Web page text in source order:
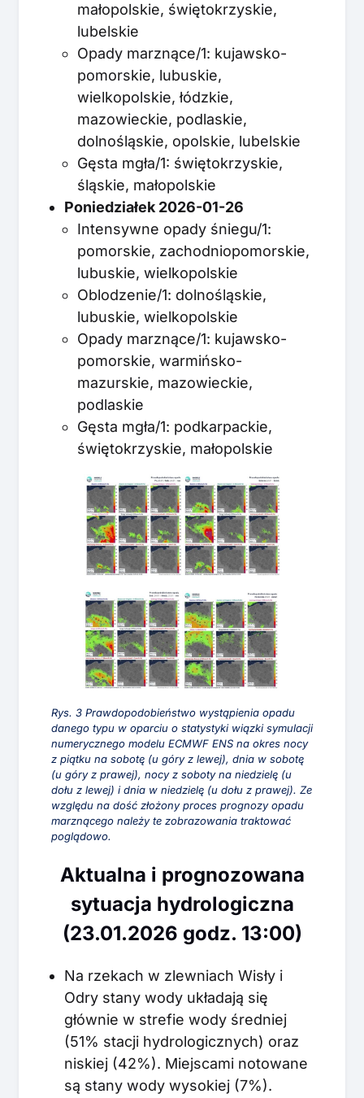
małopolskie, świętokrzyskie,
lubelskie
Opady marznące/1: kujawsko-
pomorskie, lubuskie,
wielkopolskie, łódzkie,
mazowieckie, podlaskie,
dolnośląskie, opolskie, lubelskie
Gęsta mgła/1: świętokrzyskie,
śląskie, małopolskie
Poniedziałek 2026-01-26
Intensywne opady śniegu/1:
pomorskie, zachodniopomorskie,
lubuskie, wielkopolskie
Oblodzenie/1: dolnośląskie,
lubuskie, wielkopolskie
Opady marznące/1: kujawsko-
pomorskie, warmińsko-
mazurskie, mazowieckie,
podlaskie
Gęsta mgła/1: podkarpackie,
świętokrzyskie, małopolskie
Rys. 3 Prawdopodobieństwo wystąpienia opadu
danego typu w oparciu o statystyki wiązki symulacji
numerycznego modelu ECMWF ENS na okres nocy
z piątku na sobotę (u góry z lewej), dnia w sobotę
(u góry z prawej), nocy z soboty na niedzielę (u
dołu z lewej) i dnia w niedzielę (u dołu z prawej). Ze
względu na dość złożony proces prognozy opadu
marznącego należy te zobrazowania traktować
poglądowo.
Aktualna i prognozowana
sytuacja hydrologiczna
(23.01.2026 godz. 13:00)
Na rzekach w zlewniach Wisły i
Odry stany wody układają się
głównie w strefie wody średniej
(51% stacji hydrologicznych) oraz
niskiej (42%). Miejscami notowane
są stany wody wysokiej (7%).